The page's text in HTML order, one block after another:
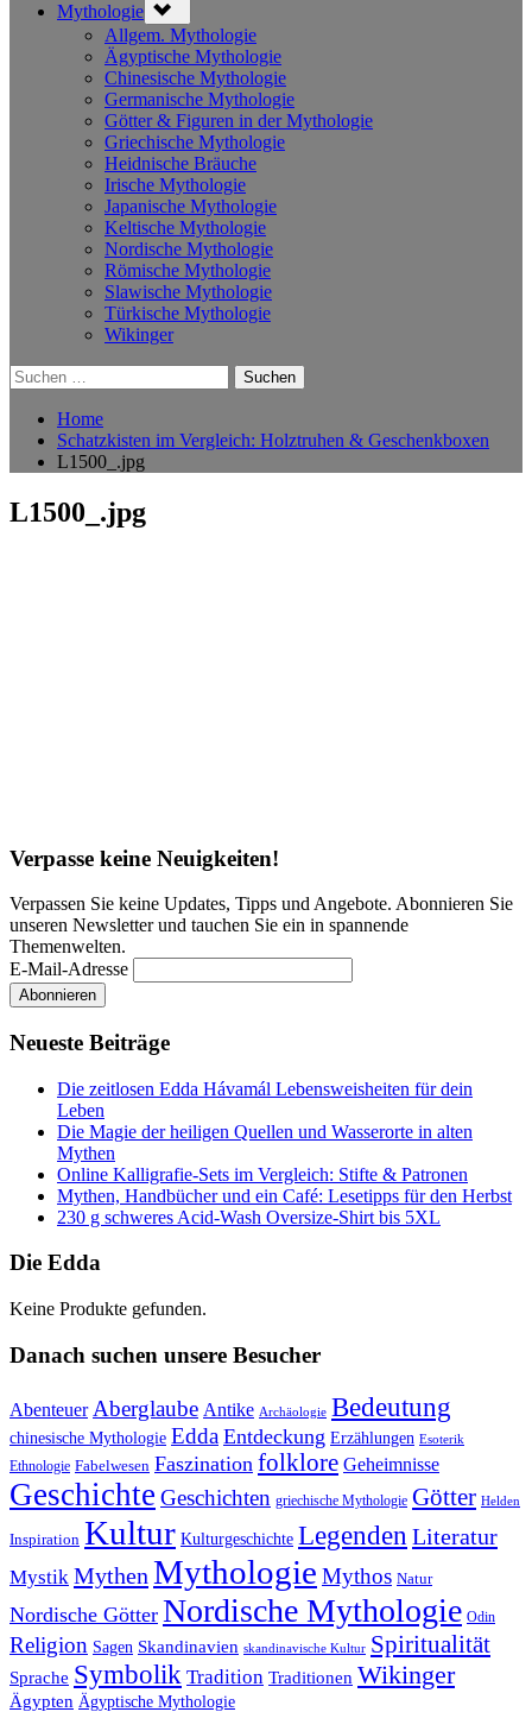
Mythologie sub-
menu
Allgem. Mythologie
Ägyptische Mythologie
Chinesische Mythologie
Germanische Mythologie
Götter & Figuren in der Mythologie
Griechische Mythologie
Heidnische Bräuche
Irische Mythologie
Japanische Mythologie
Keltische Mythologie
Nordische Mythologie
Römische Mythologie
Slawische Mythologie
Türkische Mythologie
Wikinger
Suchen
nach:
Home
Schatzkisten im Vergleich: Holztruhen & Geschenkboxen
L1500_.jpg
L1500_.jpg
Verpasse keine Neuigkeiten!
Verpassen Sie keine Updates, Tipps und Angebote. Abonnieren Sie
unseren Newsletter und tauchen Sie ein in spannende
Themenwelten.
E-Mail-Adresse
Neueste Beiträge
Die zeitlosen Edda Hávamál Lebensweisheiten für dein
Leben
Die Magie der heiligen Quellen und Wasserorte in alten
Mythen
Online Kalligrafie‑Sets im Vergleich: Stifte & Patronen
Mythen, Handbücher und ein Café: Lesetipps für den Herbst
230 g schweres Acid-Wash Oversize-Shirt bis 5XL
Die Edda
Keine Produkte gefunden.
Danach suchen unsere Besucher
Abenteuer Aberglaube Antike Archäologie Bedeutung
chinesische Mythologie Edda Entdeckung Erzählungen Esoterik
Ethnologie Fabelwesen Faszination folklore Geheimnisse
Geschichte Geschichten griechische Mythologie Götter Helden
Inspiration Kultur Kulturgeschichte Legenden Literatur
Mystik Mythen Mythologie Mythos Natur
Nordische Götter Nordische Mythologie Odin
Religion Sagen Skandinavien skandinavische Kultur Spiritualität
Sprache Symbolik Tradition Traditionen Wikinger
Ägypten Ägyptische Mythologie